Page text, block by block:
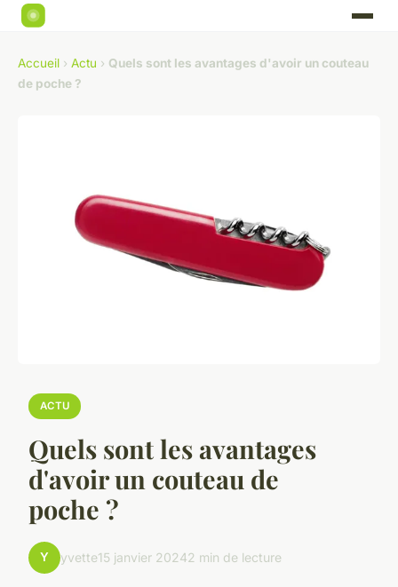
Accueil › Actu › Quels sont les avantages d'avoir un couteau
de poche ?
ACTU
Quels sont les avantages
d'avoir un couteau de
poche ?
Y yvette15 janvier 20242 min de lecture